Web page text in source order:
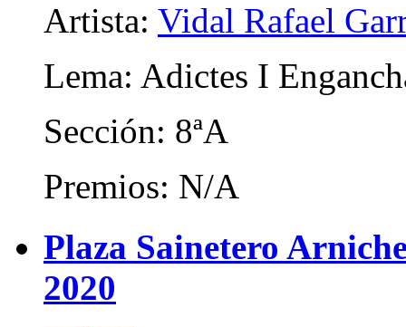
Artista: Vidal Rafael
Lema: Adictes I
Sección: 8ªA
Premios: N/A
Plaza Sainetero
2020